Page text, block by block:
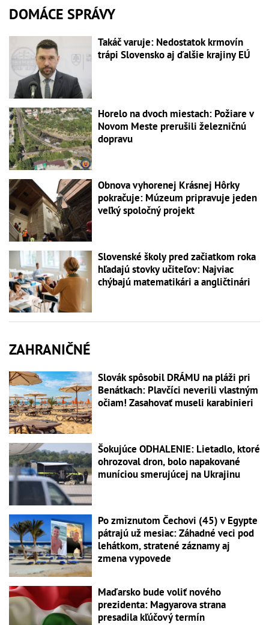
DOMÁCE SPRÁVY
Takáč varuje: Nedostatok krmovín
trápi Slovensko aj ďalšie krajiny EÚ
Horelo na dvoch miestach: Požiare v
Novom Meste prerušili železničnú
dopravu
Obnova vyhorenej Krásnej Hôrky
pokračuje: Múzeum pripravuje jeden
veľký spoločný projekt
Slovenské školy pred začiatkom roka
hľadajú stovky učiteľov: Najviac
chýbajú matematikári a angličtinári
ZAHRANIČNÉ
Slovák spôsobil DRÁMU na pláži pri
Benátkach: Plavčíci neverili vlastným
očiam! Zasahovať museli karabinieri
Šokujúce ODHALENIE: Lietadlo, ktoré
ohrozoval dron, bolo napakované
muníciou smerujúcej na Ukrajinu
Po zmiznutom Čechovi (45) v Egypte
pátrajú už mesiac: Záhadné veci pod
lehátkom, stratené záznamy aj
zmena vypovede
Maďarsko bude voliť nového
prezidenta: Magyarova strana
presadila kľúčový termín